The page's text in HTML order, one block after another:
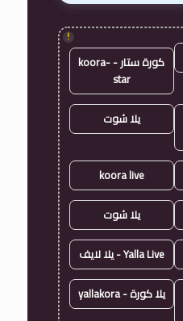
!
كورة ستار - koora-
star
يلا شوت
koora live
يلا شوت
Yalla Live - يلا لايف
يلا كورة - yallakora